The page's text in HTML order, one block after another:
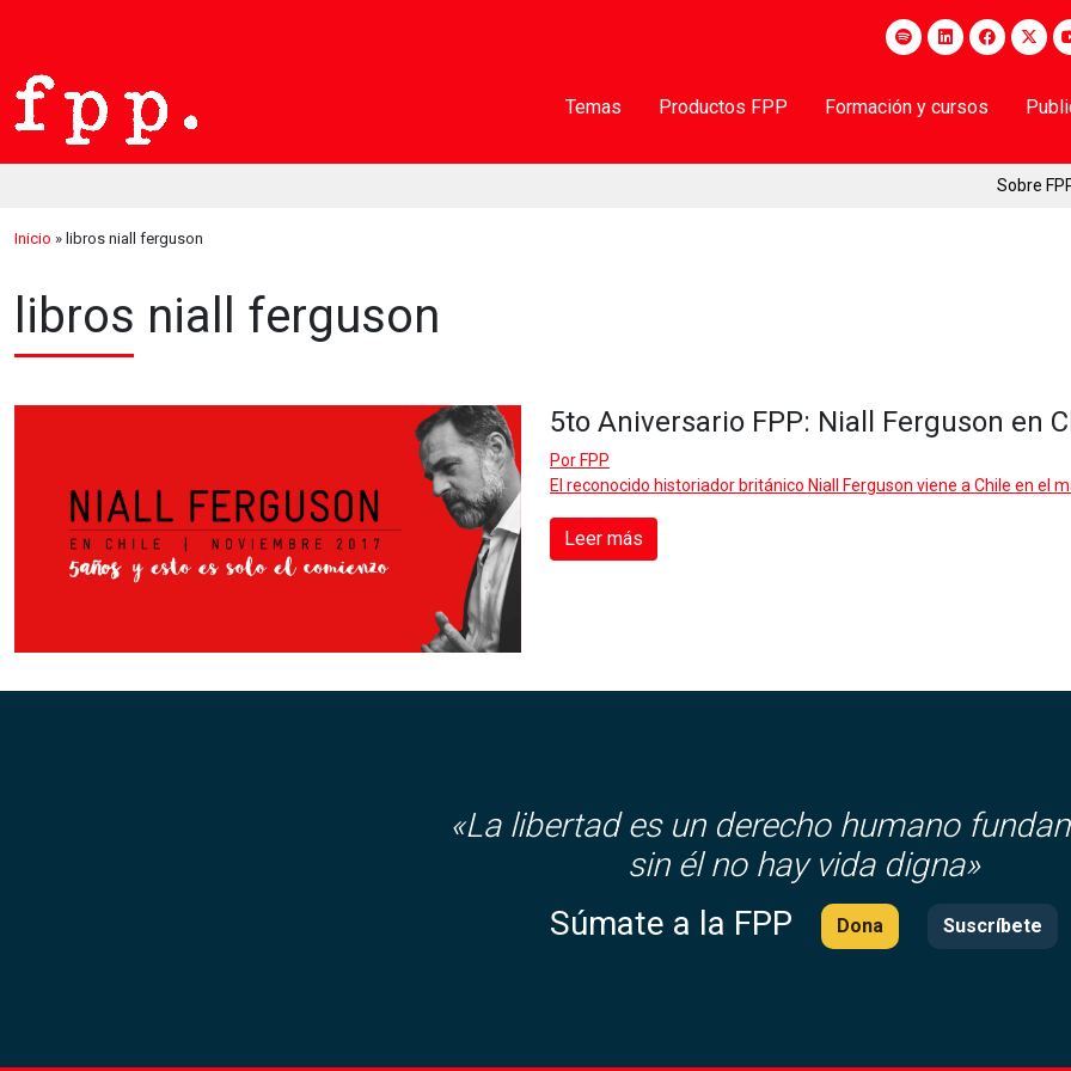
Temas Productos FPP Formación y cursos
Sobre
Inicio » libros niall ferguson
libros niall ferguson
5to Aniversario FPP: Niall Ferguson en
Por FPP
El reconocido historiador británico Niall Ferguson viene a Chile en el
Leer más
«La libertad es un derecho humano
sin él no hay vida digna»
Súmate a la FPP
Dona Suscríbete